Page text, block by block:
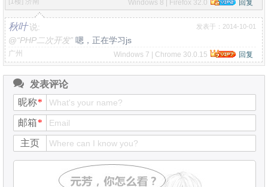
Windows 8 | Firefox 32.0 回复
秋叶 说: 发表于：2014-10-01
@“PHP二次开发” 嗯，正在学习js
广州 Windows 7 | Chrome 30.0.15 回复
发表评论
昵称*
邮箱*
主页